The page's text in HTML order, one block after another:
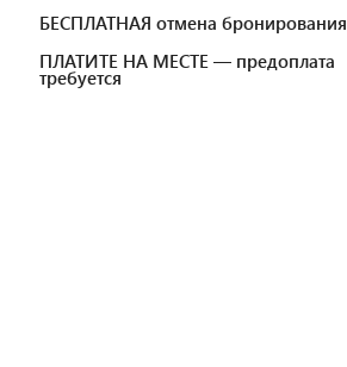
БЕСПЛАТНАЯ отмена бронирования
ПЛАТИТЕ НА МЕСТЕ — предоплата
требуется